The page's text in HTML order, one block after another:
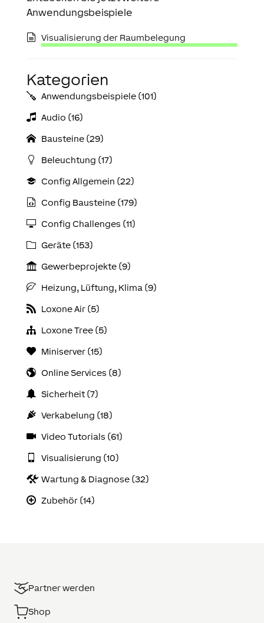
Anwendungsbeispiele
Visualisierung der Raumbelegung
Kategorien
Anwendungs­­­beispiele (101)
Audio (16)
Bausteine (29)
Beleuchtung (17)
Config Allgemein (22)
Config Bausteine (179)
Config Challenges (11)
Geräte (153)
Gewerbeprojekte (9)
Heizung, Lüftung, Klima (9)
Loxone Air (5)
Loxone Tree (5)
Miniserver (15)
Online Services (8)
Sicherheit (7)
Verkabelung (18)
Video Tutorials (61)
Visualisierung (10)
Wartung & Diagnose (32)
Zubehör (14)
Partner werden
Shop